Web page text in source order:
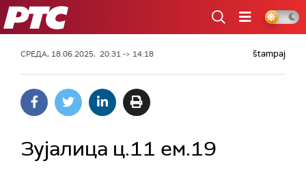
РТС
СРЕДА, 18.06.2025, 20:31 -> 14:18 štampaj
Зујалица ц.11 ем.19